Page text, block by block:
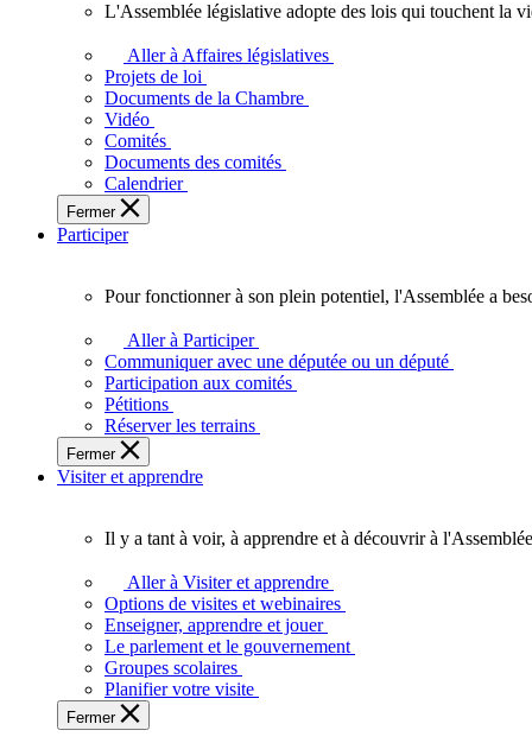
l'Ontario.
législative
adopte
touchent
vie
des
Ontariennes
Ontariens.
L'Assemblée législative adopte des lois qui touchent la
Aller à Affaires législatives
Projets de loi
Documents de la Chambre
Vidéo
Comités
Documents des comités
Calendrier
Fermer
Participer
fonctionner
plein
potentiel,
l'Assemblée
a
besoin
Pour fonctionner à son plein potentiel, l'Assemblée a
Aller à Participer
Communiquer avec une députée ou un député
Participation aux comités
Pétitions
Réserver les terrains
Fermer
Visiter et apprendre
voir,
apprendre
et
Il y a tant à voir, à apprendre et à découvrir à
Aller à Visiter et apprendre
Options de visites et webinaires
Enseigner, apprendre et jouer
Le parlement et le gouvernement
Groupes scolaires
Planifier votre visite
Fermer